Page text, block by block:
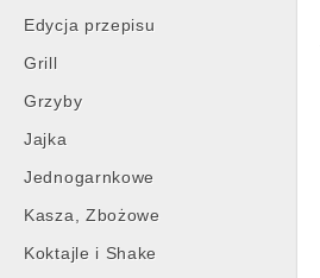
Edycja przepisu
Grill
Grzyby
Jajka
Jednogarnkowe
Kasza, Zbożowe
Koktajle i Shake